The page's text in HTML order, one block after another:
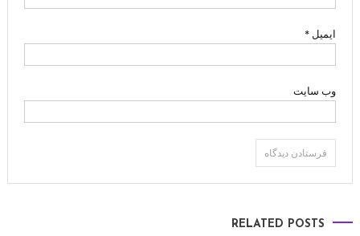
ایمیل *
وب‌ سایت
RELATED POSTS